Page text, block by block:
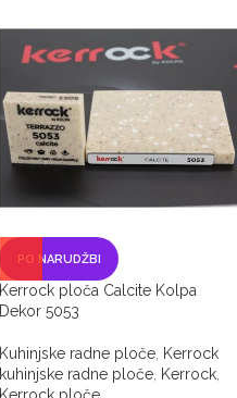
PO NARUDŽBI
Kerrock ploča Calcite Kolpa
Dekor 5053
Kuhinjske radne ploče Kerrock
kuhinjske radne ploče Kerrock